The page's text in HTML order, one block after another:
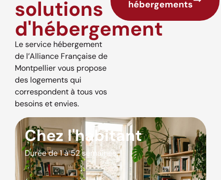
solutions
d'hébergement
Le service hébergement
de l’Alliance Française de
Montpellier vous propose
des logements qui
correspondent à tous vos
besoins et envies.
hébergements
Chez l'habitant
Durée de 1 à 52 semaines